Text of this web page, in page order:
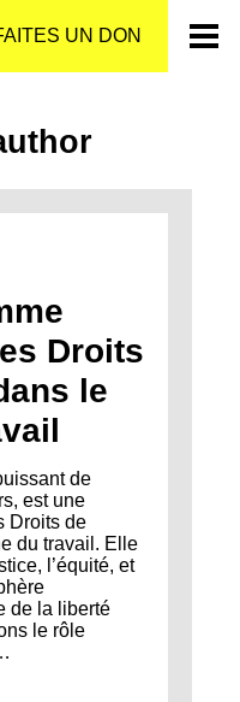
UN DON
Droits
le
de
est une
Droits de
du travail. Elle
l’équité, et
de la liberté
le rôle